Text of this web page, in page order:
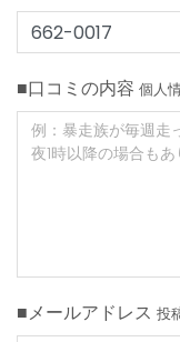
■口コミの内容 個人
■メールアドレス 投